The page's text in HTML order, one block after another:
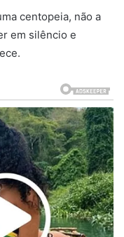
centopeia, não a
em silêncio e